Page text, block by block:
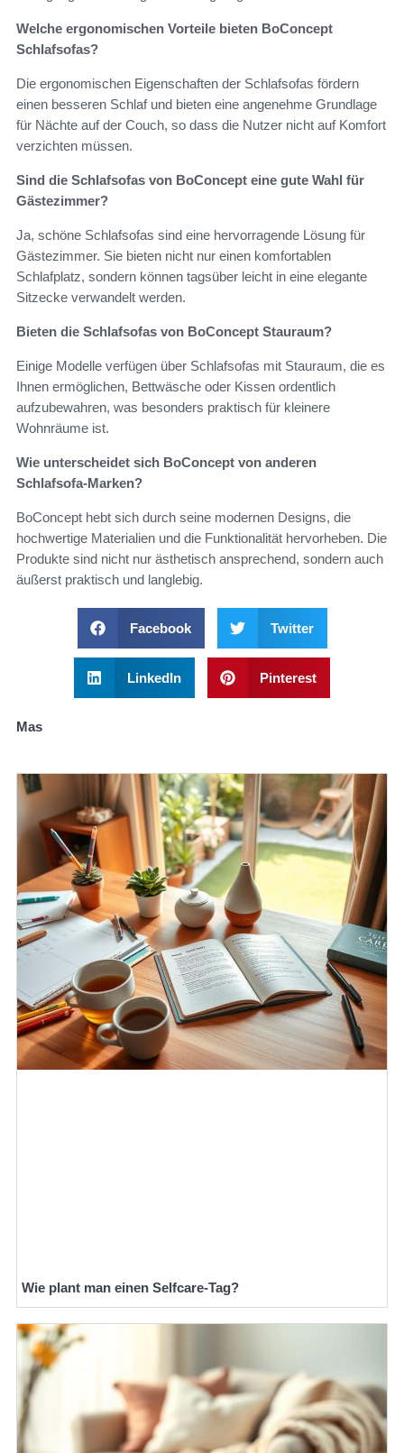
Welche ergonomischen Vorteile bieten BoConcept
Schlafsofas?
Die ergonomischen Eigenschaften der Schlafsofas fördern
einen besseren Schlaf und bieten eine angenehme Grundlage
für Nächte auf der Couch, so dass die Nutzer nicht auf Komfort
verzichten müssen.
Sind die Schlafsofas von BoConcept eine gute Wahl für
Gästezimmer?
Ja, schöne Schlafsofas sind eine hervorragende Lösung für
Gästezimmer. Sie bieten nicht nur einen komfortablen
Schlafplatz, sondern können tagsüber leicht in eine elegante
Sitzecke verwandelt werden.
Bieten die Schlafsofas von BoConcept Stauraum?
Einige Modelle verfügen über Schlafsofas mit Stauraum, die es
Ihnen ermöglichen, Bettwäsche oder Kissen ordentlich
aufzubewahren, was besonders praktisch für kleinere
Wohnräume ist.
Wie unterscheidet sich BoConcept von anderen
Schlafsofa-Marken?
BoConcept hebt sich durch seine modernen Designs, die
hochwertige Materialien und die Funktionalität hervorheben. Die
Produkte sind nicht nur ästhetisch ansprechend, sondern auch
äußerst praktisch und langlebig.
Facebook Twitter
LinkedIn Pinterest
Mas
Wie plant man einen Selfcare-Tag?